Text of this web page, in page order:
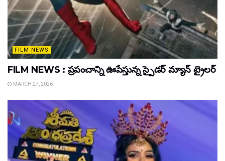
FILM NEWS
FILM NEWS : ప్రపంచాన్ని ఊపేస్తున్న స్పైడర్ మ్యాన్ ట్రైలర్
MARCH 27, 2026